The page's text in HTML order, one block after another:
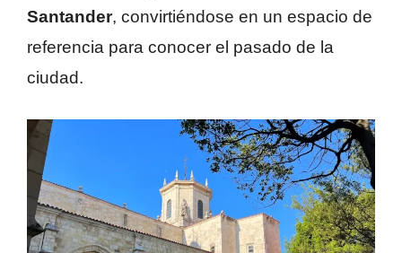
Santander, convirtiéndose en un espacio de
referencia para conocer el pasado de la
ciudad.